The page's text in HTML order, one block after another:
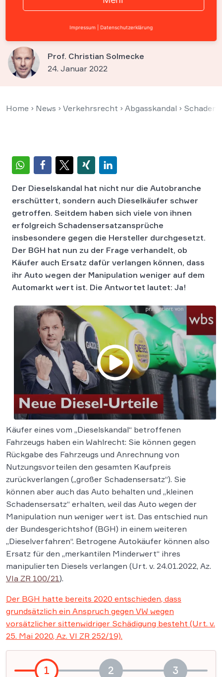
und Schadensersatz
bekommen
Prof. Christian Solmecke
24. Januar 2022
Home › News › Verkehrsrecht › Abgasskandal ›
Der Dieselskandal hat nicht nur die Autobranche
erschüttert, sondern auch Dieselkäufer schwer
getroffen. Seitdem haben sich viele von ihnen
erfolgreich Schadensersatzansprüche
insbesondere gegen die Hersteller durchgesetzt.
Der BGH hat nun zu der Frage verhandelt, ob
Käufer auch Ersatz dafür verlangen können, dass
ihr Auto wegen der Manipulation weniger auf dem
Automarkt wert ist. Die Antwortet lautet: Ja!
Käufer eines vom „Dieselskandal“ betroffenen
Fahrzeugs haben ein Wahlrecht: Sie können gegen
Rückgabe des Fahrzeugs und Anrechnung von
Nutzungsvorteilen den gesamten Kaufpreis
zurückverlangen („großer Schadensersatz“). Sie
können aber auch das Auto behalten und „kleinen
Schadensersatz“ erhalten, weil das Auto wegen der
Manipulation nun weniger wert ist. Das entschied nun
der Bundesgerichtshof (BGH) in einem weiteren
„Dieselverfahren“. Betrogene Autokäufer können also
Ersatz für den „merkantilen Minderwert“ ihres
manipulierten Diesels verlangen (Urt. v. 24.01.2022, Az.
VIa ZR 100/21).
Der BGH hatte bereits 2020 entschieden, dass
grundsätzlich ein Anspruch gegen VW wegen
vorsätzlicher sittenwidriger Schädigung besteht (Urt. v.
25. Mai 2020, Az. VI ZR 252/19).
1 2 3
Impressum Datenschutzerklärung